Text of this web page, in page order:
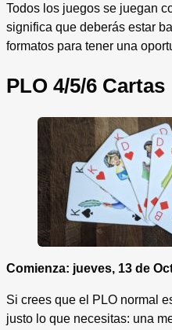
Todos los juegos se juegan
significa que deberás estar
formatos para tener una
PLO 4/5/6 Cartas
Comienza: jueves, 13 de
Si crees que el PLO normal
justo lo que necesitas: una